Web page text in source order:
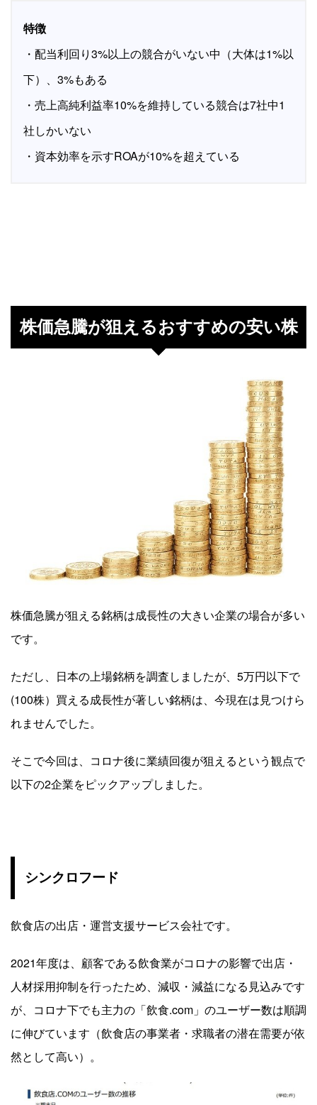
特徴
・配当利回り3%以上の競合がいない中（大体は1%以
下）、3%もある
・売上高純利益率10%を維持している競合は7社中1
社しかいない
・資本効率を示すROAが10%を超えている
株価急騰が狙えるおすすめの安い株
株価急騰が狙える銘柄は成長性の大きい企業の場合が多い
です。
ただし、日本の上場銘柄を調査しましたが、5万円以下で
(100株）買える成長性が著しい銘柄は、今現在は見つけら
れませんでした。
そこで今回は、コロナ後に業績回復が狙えるという観点で
以下の2企業をピックアップしました。
シンクロフード
飲食店の出店・運営支援サービス会社です。
2021年度は、顧客である飲食業がコロナの影響で出店・
人材採用抑制を行ったため、減収・減益になる見込みです
が、コロナ下でも主力の「飲食.com」のユーザー数は順調
に伸びています（飲食店の事業者・求職者の潜在需要が依
然として高い）。